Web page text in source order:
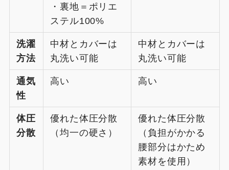
・裏地＝ポリエ
ステル100%
洗濯
方法
中材とカバーは
丸洗い可能
中材とカバーは
丸洗い可能
通気
性
高い 高い
体圧
分散
優れた体圧分散
（均一の硬さ）
優れた体圧分散
（負担がかかる
腰部分はかため
素材を使用）